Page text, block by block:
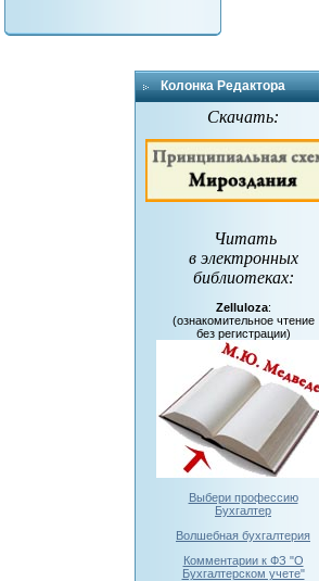
Колонка Редактора
Скачать:
Читать
в электронных
библиотеках:
Zelluloza:
(ознакомительное чтение
без регистрации)
Выбери профессию
Бухгалтер
Волшебная бухгалтерия
Комментарии к ФЗ "О
Бухгалтерском учете"